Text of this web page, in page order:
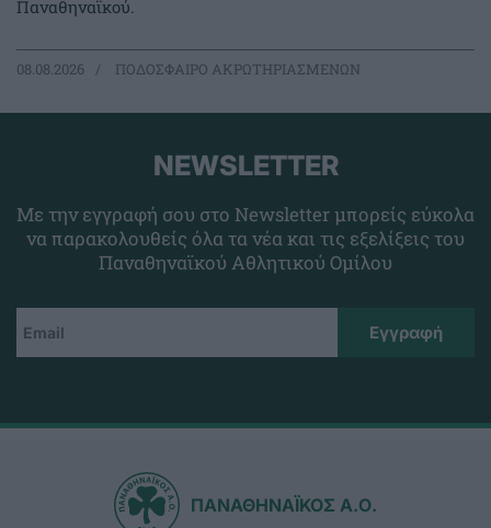
Παναθηναϊκού.
08.08.2026 ΠΟΔΟΣΦΑΙΡΟ ΑΚΡΩΤΗΡΙΑΣΜΕΝΩΝ
NEWSLETTER
Με την εγγραφή σου στο Newsletter μπορείς εύκολα
να παρακολουθείς όλα τα νέα και τις εξελίξεις του
Παναθηναϊκού Αθλητικού Ομίλου
ΠΑΝΑΘΗΝΑΪΚΟΣ Α.Ο.